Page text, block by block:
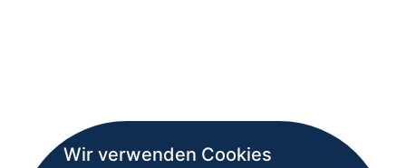
Wir verwenden Cookies